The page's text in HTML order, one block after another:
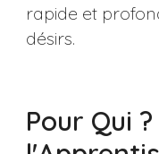
rapide et
désirs.
Pour Qui